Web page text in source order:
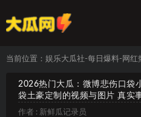
当前位置： 娱乐大瓜社-每日爆料-网红
2026热门大瓜：微博悲伤口袋
袋土豪定制的视频与图片 真实
作者 : 新鲜瓜记录员